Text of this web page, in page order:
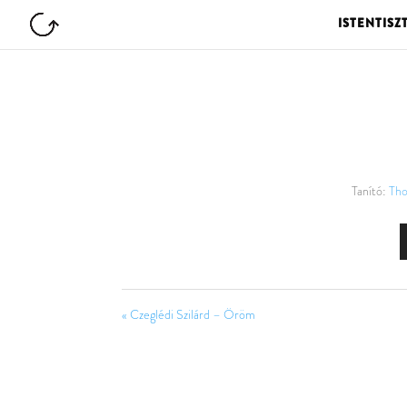
Tanító:
« Czeglédi Szilárd – Öröm